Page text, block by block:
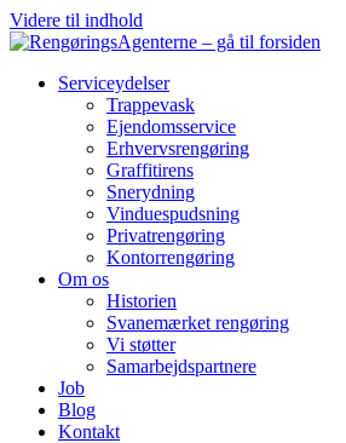
Videre til indhold
Serviceydelser
Trappevask
Ejendomsservice
Erhvervsrengøring
Graffitirens
Snerydning
Vinduespudsning
Privatrengøring
Kontorrengøring
Om os
Historien
Svanemærket rengøring
Vi støtter
Samarbejdspartnere
Job
Blog
Kontakt